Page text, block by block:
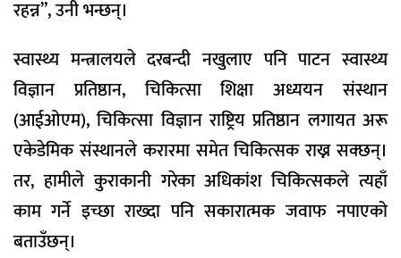
रहन्न”, उनी भन्छन्।
स्वास्थ्य मन्त्रालयले दरबन्दी नखुलाए पनि पाटन स्वास्थ्य
विज्ञान प्रतिष्ठान, चिकित्सा शिक्षा अध्ययन संस्थान
(आईओएम), चिकित्सा विज्ञान राष्ट्रिय प्रतिष्ठान लगायत अरू
एकेडेमिक संस्थानले करारमा समेत चिकित्सक राख्न सक्छन्।
तर, हामीले कुराकानी गरेका अधिकांश चिकित्सकले त्यहाँ
काम गर्ने इच्छा राख्दा पनि सकारात्मक जवाफ नपाएको
बताउँछन्।